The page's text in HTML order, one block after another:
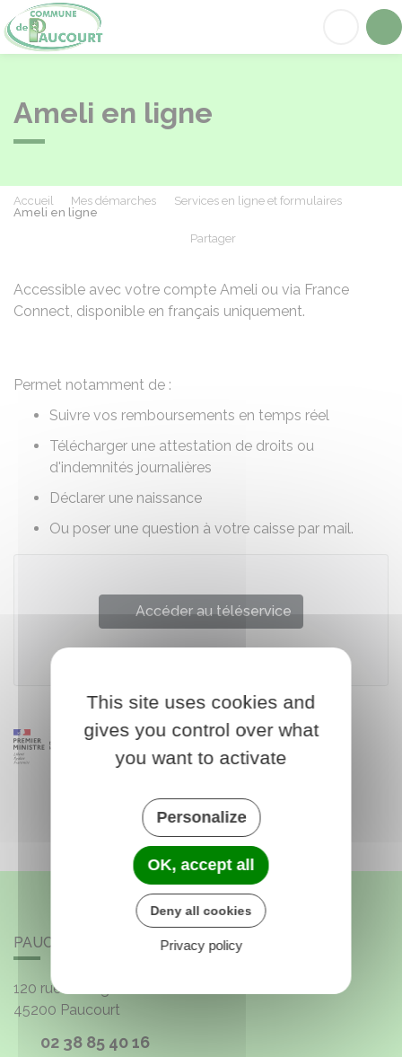
Ameli en ligne
Accueil Mes démarches
Services en ligne et formulaires
Ameli en ligne
Partager
Accessible avec votre compte Ameli ou via France
Connect, disponible en français uniquement.
Permet notamment de :
Suivre vos remboursements en temps réel
Télécharger une attestation de droits ou
d'indemnités journalières
Déclarer une naissance
Ou poser une question à votre caisse par mail.
Accéder au téléservice
PAUCOURT
120 rue de l'Église
45200 Paucourt
02 38 85 40 16
This site uses cookies and
gives you control over what
you want to activate
Personalize
OK, accept all
Deny all cookies
Privacy policy